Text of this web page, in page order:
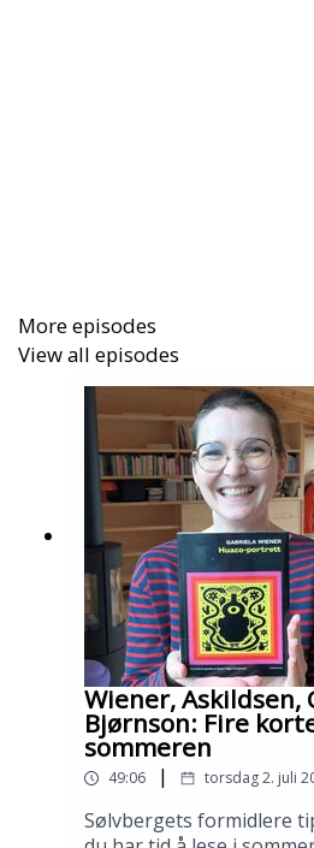
More episodes
View all episodes
Wiener, Askildsen,
Bjørnson: Fire
sommeren
49:06 | torsdag 2. juli
Sølvbergets formidlere